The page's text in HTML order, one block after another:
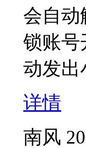
会自动
锁账号
动发出
详情
南风